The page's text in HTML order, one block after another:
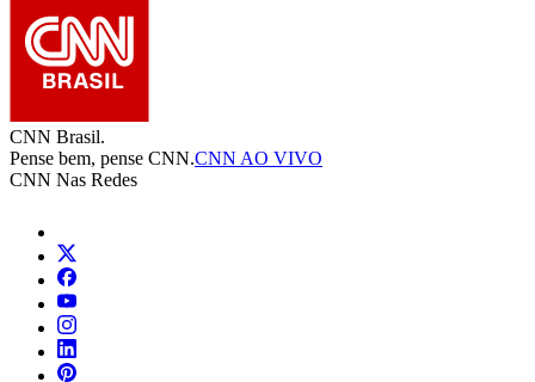
CNN Brasil.
Pense bem, pense CNN.CNN AO VIVO
CNN Nas Redes